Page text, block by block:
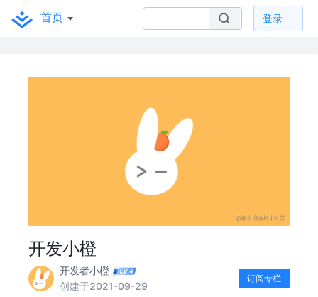
首页 登录
开发小橙
开发者小橙
创建于2021-09-29
订阅专栏